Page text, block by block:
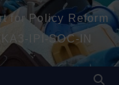
for Policy Reform
IPI-SOC-IN